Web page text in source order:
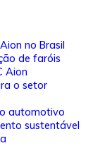
no Brasil
de faróis
Aion
o setor
automotivo
sustentável